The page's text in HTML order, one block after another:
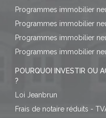
Programmes immobilier
Programmes immobilier
Programmes immobilier
Programmes immobilier
POURQUOI INVESTIR OU
?
Loi Jeanbrun
Frais de notaire réduits -